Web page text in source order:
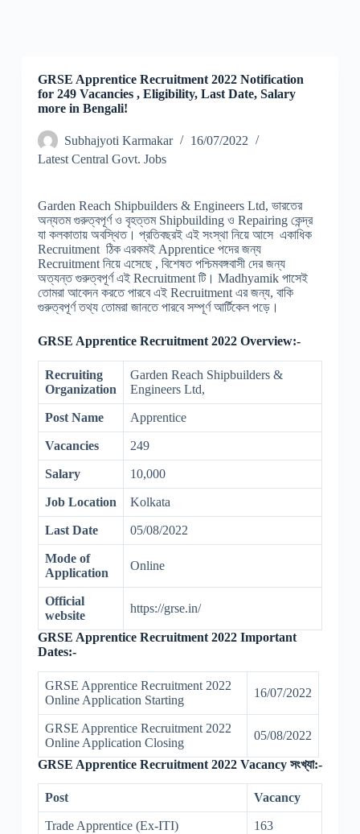
GRSE Apprentice Recruitment 2022 Notification
for 249 Vacancies , Eligibility, Last Date, Salary
more in Bengali!
Subhajyoti Karmakar
16/07/2022
Latest Central Govt. Jobs
Garden Reach Shipbuilders & Engineers Ltd, ভারতের
অন্যতম গুরুত্বপূর্ণ ও বৃহত্তম Shipbuilding ও Repairing কেন্দ্র
যা কলকাতায় অবস্থিত। প্রতিবছরই এই সংস্থা নিয়ে আসে একাধিক
Recruitment ঠিক এরকমই Apprentice পদের জন্য
Recruitment নিয়ে এসেছে , বিশেষত পশ্চিমবঙ্গবাসী দের জন্য
অত্যন্ত গুরুত্বপূর্ণ এই Recruitment টি। Madhyamik পাসেই
তোমরা আবেদন করতে পারবে এই Recruitment এর জন্য, বাকি
গুরুত্বপূর্ণ তথ্য তোমরা জানতে পারবে সম্পূর্ণ আর্টিকেল পড়ে।
GRSE Apprentice Recruitment 2022 Overview:-
Recruiting
Organization
Garden Reach Shipbuilders &
Engineers Ltd,
Post Name Apprentice
Vacancies 249
Salary 10,000
Job Location Kolkata
Last Date 05/08/2022
Mode of
Application
Online
Official
website
https://grse.in/
GRSE Apprentice Recruitment 2022 Important
Dates:-
GRSE Apprentice Recruitment 2022
Online Application Starting
16/07/2022
GRSE Apprentice Recruitment 2022
Online Application Closing
05/08/2022
GRSE Apprentice Recruitment 2022 Vacancy সংখ্যা:-
Post Vacancy
Trade Apprentice (Ex-ITI) 163